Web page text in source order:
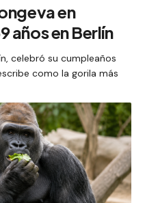
en
años en Berlín
celebró su cumpleaños
como la gorila más